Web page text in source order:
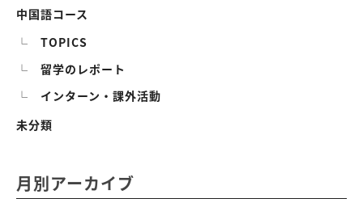
中国語コース
TOPICS
留学のレポート
インターン・課外活動
未分類
月別アーカイブ